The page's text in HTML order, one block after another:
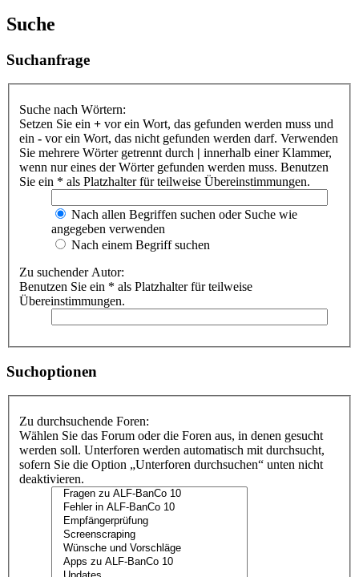
Suche
Suchanfrage
Suche nach Wörtern:
Setzen Sie ein + vor ein Wort, das gefunden werden muss und
ein - vor ein Wort, das nicht gefunden werden darf. Verwenden
Sie mehrere Wörter getrennt durch | innerhalb einer Klammer,
wenn nur eines der Wörter gefunden werden muss. Benutzen
Sie ein * als Platzhalter für teilweise Übereinstimmungen.
Nach allen Begriffen suchen oder Suche wie
angegeben verwenden
Nach einem Begriff suchen
Zu suchender Autor:
Benutzen Sie ein * als Platzhalter für teilweise
Übereinstimmungen.
Suchoptionen
Zu durchsuchende Foren:
Wählen Sie das Forum oder die Foren aus, in denen gesucht
werden soll. Unterforen werden automatisch mit durchsucht,
sofern Sie die Option „Unterforen durchsuchen“ unten nicht
deaktivieren.